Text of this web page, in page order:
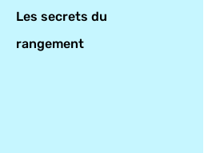
Les secrets du
rangement